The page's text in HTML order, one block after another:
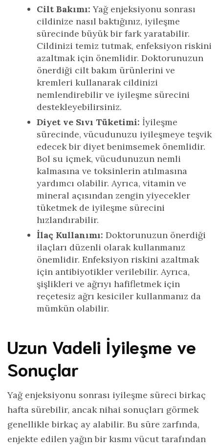
Cilt Bakımı: Yağ enjeksiyonu sonrası
cildinize nasıl baktığınız, iyileşme
sürecinde büyük bir fark yaratabilir.
Cildinizi temiz tutmak, enfeksiyon riskini
azaltmak için önemlidir. Doktorunuzun
önerdiği cilt bakım ürünlerini ve
kremleri kullanarak cildinizi
nemlendirebilir ve iyileşme sürecini
destekleyebilirsiniz.
Diyet ve Sıvı Tüketimi: İyileşme
sürecinde, vücudunuzu iyileşmeye teşvik
edecek bir diyet benimsemek önemlidir.
Bol su içmek, vücudunuzun nemli
kalmasına ve toksinlerin atılmasına
yardımcı olabilir. Ayrıca, vitamin ve
mineral açısından zengin yiyecekler
tüketmek de iyileşme sürecini
hızlandırabilir.
İlaç Kullanımı: Doktorunuzun önerdiği
ilaçları düzenli olarak kullanmanız
önemlidir. Enfeksiyon riskini azaltmak
için antibiyotikler verilebilir. Ayrıca,
şişlikleri ve ağrıyı hafifletmek için
reçetesiz ağrı kesiciler kullanmanız da
mümkün olabilir.
Uzun Vadeli İyileşme ve
Sonuçlar
Yağ enjeksiyonu sonrası iyileşme süreci birkaç
hafta sürebilir, ancak nihai sonuçları görmek
genellikle birkaç ay alabilir. Bu süre zarfında,
enjekte edilen yağın bir kısmı vücut tarafından